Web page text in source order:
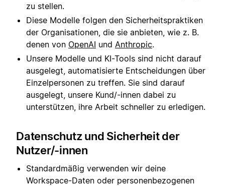
zu stellen.
Diese Modelle folgen den Sicherheitspraktiken
der Organisationen, die sie anbieten, wie z. B.
denen von OpenAI und Anthropic.
Unsere Modelle und KI-Tools sind nicht darauf
ausgelegt, automatisierte Entscheidungen über
Einzelpersonen zu treffen. Sie sind darauf
ausgelegt, unsere Kund/-innen dabei zu
unterstützen, ihre Arbeit schneller zu erledigen.
Datenschutz und Sicherheit der
Nutzer/-innen
Standardmäßig verwenden wir deine
Workspace-Daten oder personenbezogenen